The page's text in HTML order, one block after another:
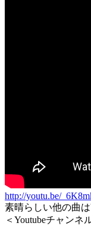
http://youtu.be/
素晴らしい他の曲は
＜Youtubeチャンネ